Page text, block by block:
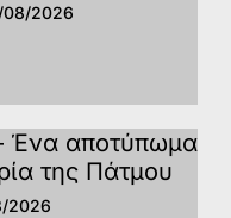
2026
Ένα αποτύπωμα
της Πάτμoυ
2026